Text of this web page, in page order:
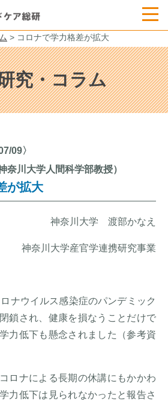
> コロナで学力格差が拡大
究・コラム
09〉
川大学人間科学部教授）
が拡大
神奈川大学 渡部かなえ
神奈川大学産官学連携研究事業
ナウイルス感染症のパンデミック
鎖され、健康を損なうことだけで
力低下も懸念されました（参考資
ロナによる長期の休講にもかかわ
力低下は見られなかったと報告さ